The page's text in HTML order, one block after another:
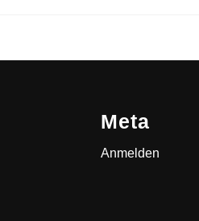
Meta
Anmelden